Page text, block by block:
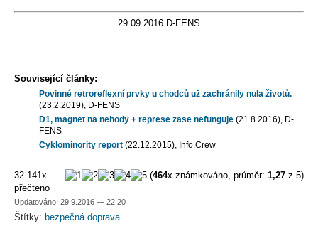
29.09.2016 D-FENS
Související články:
Povinné retroreflexní prvky u chodců už zachránily nula životů.
(23.2.2019), D-FENS
D1, magnet na nehody + represe zase nefunguje (21.8.2016), D-
FENS
Cyklominority report (22.12.2015), Info.Crew
(464x známkováno, průměr: 1,27 z 5)
32 141x
přečteno
Updatováno: 29.9.2016 — 22:20
Štítky: bezpečná doprava